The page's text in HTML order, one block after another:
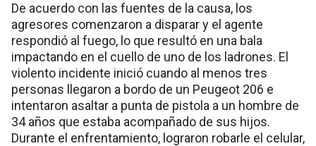
De acuerdo con las fuentes de la causa, los
agresores comenzaron a disparar y el agente
respondió al fuego, lo que resultó en una bala
impactando en el cuello de uno de los ladrones. El
violento incidente inició cuando al menos tres
personas llegaron a bordo de un Peugeot 206 e
intentaron asaltar a punta de pistola a un hombre de
34 años que estaba acompañado de sus hijos.
Durante el enfrentamiento, lograron robarle el celular,